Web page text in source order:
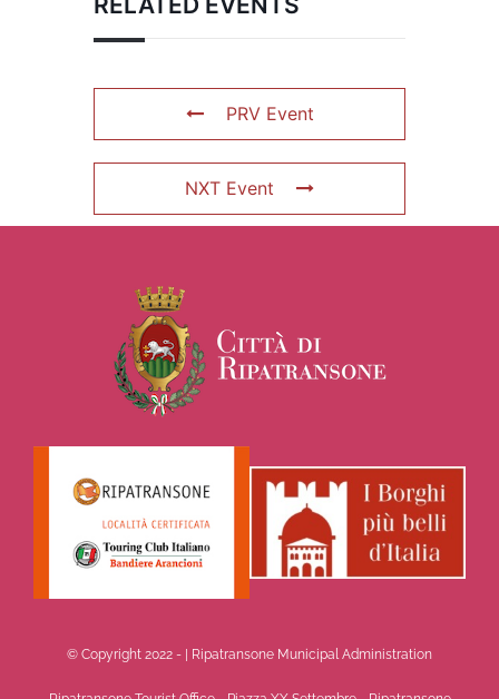
PRV Event
NXT Event
© Copyright 2022 - | Ripatransone Municipal Administration